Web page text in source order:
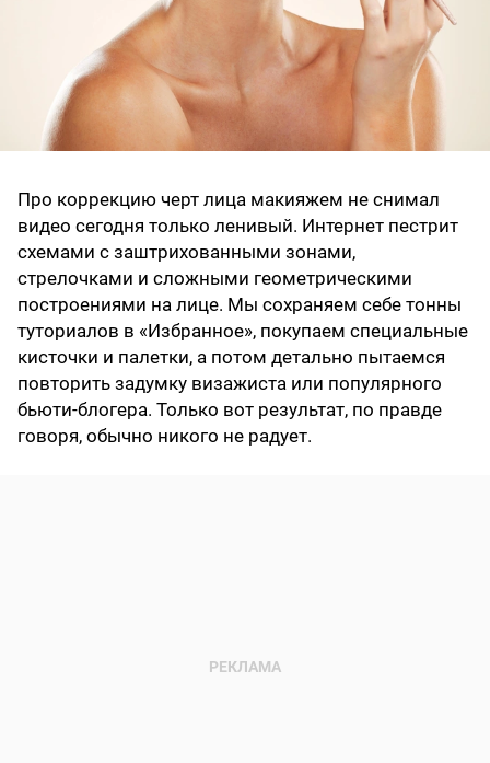
Про коррекцию черт лица макияжем не снимал
видео сегодня только ленивый. Интернет пестрит
схемами с заштрихованными зонами,
стрелочками и сложными геометрическими
построениями на лице. Мы сохраняем себе тонны
туториалов в «Избранное», покупаем специальные
кисточки и палетки, а потом детально пытаемся
повторить задумку визажиста или популярного
бьюти-блогера. Только вот результат, по правде
говоря, обычно никого не радует.